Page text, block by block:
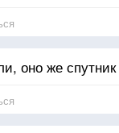
оно же